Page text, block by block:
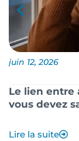
juin 12, 2026
Le lien entre
vous devez
Lire la suite